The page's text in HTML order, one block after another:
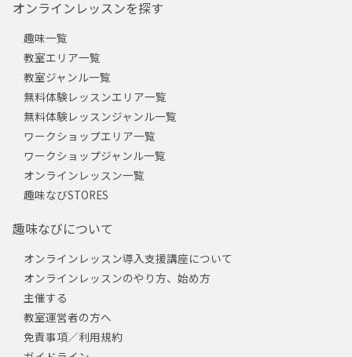
オンラインレッスンを探す
趣味一覧
教室エリア一覧
教室ジャンル一覧
無料体験レッスンエリア一覧
無料体験レッスンジャンル一覧
ワークショップエリア一覧
ワークショップジャンル一覧
オンラインレッスン一覧
趣味なびSTORES
趣味なびについて
オンラインレッスン導入支援講座について
オンラインレッスンのやり方、始め方
主催する
教室運営者の方へ
免責事項／利用規約